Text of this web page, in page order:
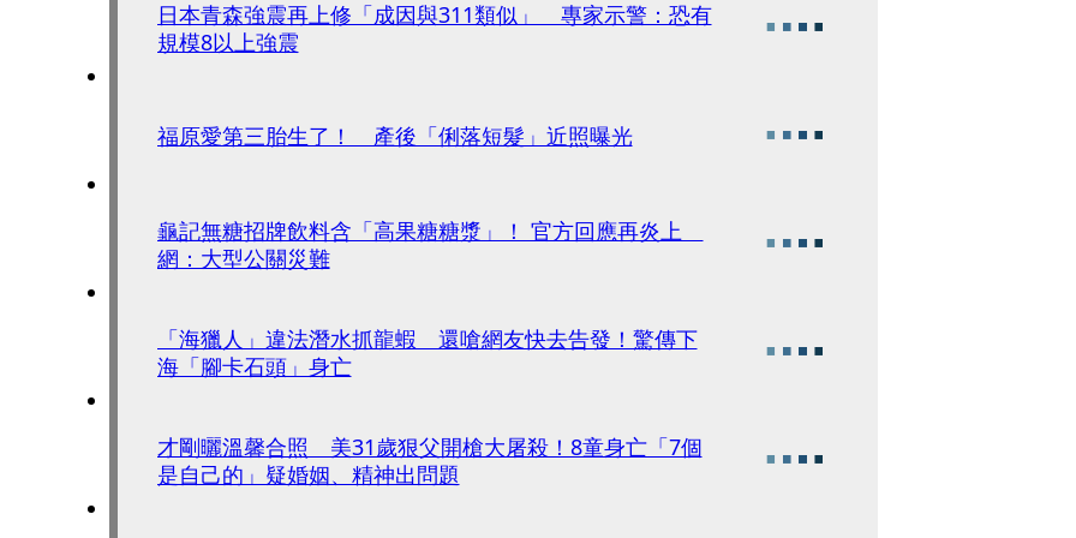
日本青森強震再上修「成因與311類似」 專家示警：恐有
規模8以上強震
福原愛第三胎生了！ 產後「俐落短髮」近照曝光
龜記無糖招牌飲料含「高果糖糖漿」！ 官方回應再炎上
網：大型公關災難
「海獵人」違法潛水抓龍蝦 還嗆網友快去告發！驚傳下
海「腳卡石頭」身亡
才剛曬溫馨合照 美31歲狠父開槍大屠殺！8童身亡「7個
是自己的」疑婚姻、精神出問題